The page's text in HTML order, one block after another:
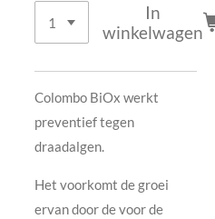
In
winkelwagen
Colombo BiOx werkt
preventief tegen
draadalgen.
Het voorkomt de groei
ervan door de voor de